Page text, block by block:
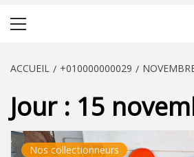
ACCUEIL +010000000029
Jour : 15
Nos collectionneurs